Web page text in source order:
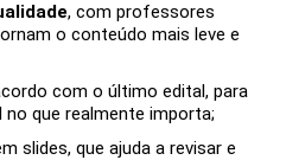
, com professores
o conteúdo mais leve e
com o último edital, para
que realmente importa;
slides, que ajuda a revisar e